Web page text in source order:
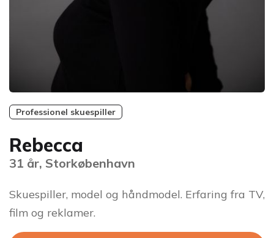
Professionel skuespiller
Rebecca
31 år, Storkøbenhavn
Skuespiller, model og håndmodel. Erfaring fra TV,
film og reklamer.